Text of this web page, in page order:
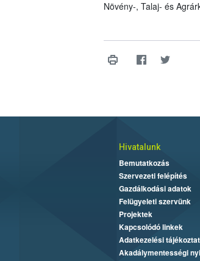
Növény-, Talaj- és
Hivatalunk
Bemutatkozás
Szervezeti felépítés
Gazdálkodási adatok
Felügyeleti szervünk
Projektek
Kapcsolódó linkek
Adatkezelési
Akadálymentességi